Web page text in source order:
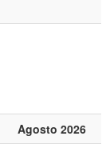
Agosto 2026